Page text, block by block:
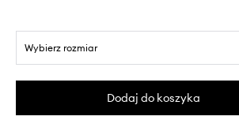
Wybierz rozmiar
Dodaj do koszyka